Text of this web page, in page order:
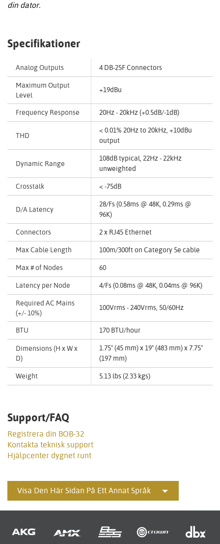
din dator.
Specifikationer
Analog Outputs 4 DB-25F Connectors
Maximum Output
Level
+19dBu
Frequency Response 20Hz - 20kHz (+0.5dB/-1dB)
THD
< 0.01% 20Hz to 20kHz, +10dBu
output
Dynamic Range
108dB typical, 22Hz - 22kHz
unweighted
Crosstalk < -75dB
D/A Latency
28/Fs (0.58ms @ 48K, 0.29ms @
96K)
Connectors 2 x RJ45 Ethernet
Max Cable Length 100m/300ft on Category 5e cable
Max # of Nodes 60
Latency per Node 4/Fs (0.08ms @ 48K, 0.04ms @ 96K)
Required AC Mains
(+/- 10%)
100Vrms - 240Vrms, 50/60Hz
BTU 170 BTU/hour
Dimensions (H x W x
D)
1.75" (45 mm) x 19" (483 mm) x 7.75"
(197 mm)
Weight 5.13 lbs (2.33 kgs)
Support/FAQ
Registrera din BOB-32
Kontakta teknisk support
Hjälpcenter dygnet runt
Visa Den Här Sidan På Ett Annat Språk